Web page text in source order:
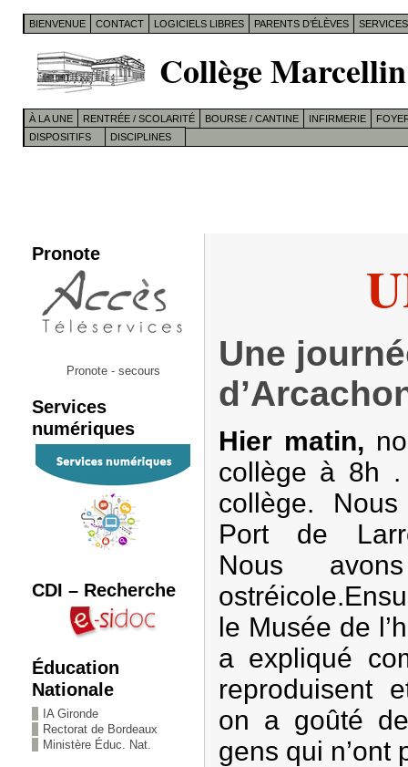
BIENVENUE CONTACT LOGICIELS LIBRES PARENTS D’ÉLÈVES
Collège
À LA UNE RENTRÉE / SCOLARITÉ BOURSE / CANTINE INFIRMERIE
DISPOSITIFS
DISCIPLINES
Pronote
Pronote - secours
Services
numériques
CDI – Recherche
Éducation
Nationale
IA Gironde
Rectorat de Bordeaux
Ministère Éduc. Nat.
Une
Hier matin,
collège à 8h
collège.
Port de
Nous
le Musée de
a expliqué
reproduisent
on a goûté
gens qui n’ont